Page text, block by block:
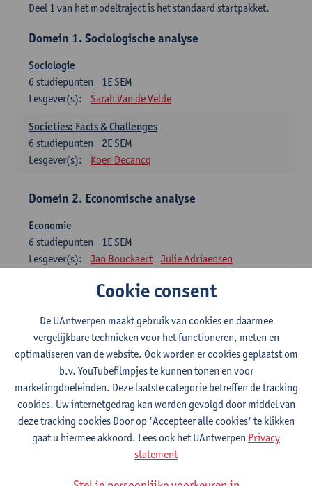
Deel 1 van het modeltraject is het standaard startpakket.
Domein 1. Sociologische analyse
Sociologie
1E SEM
6 studiepunten
Lesgever(s):
Sarah Van de Velde
Societies: Facts & Challenges
2E SEM
6 studiepunten
Lesgever(s):
Koen Decancq
Domein 2. Economische analyse
Economie
1E SEM
6 studiepunten
Lesgever(s):
Jan Bouckaert Julie Adriaensen
Domein 3. Bedrijfseconomie
Accountancy
1E/2E SEM
6studiepunten
Lesgever(s):
Tom Van Caneghem Christine Lippens
Domein 6. Kwantitatieve methoden
Beschrijvende statistiek en kansrekenen
2E SEM
3studiepunten
Stephan Van der Veeken
Cookie consent
De UAntwerpen maakt gebruik van cookies en daarmee
vergelijkbare technieken voor het functioneren, meten en
optimaliseren van de website. Ook worden er cookies geplaatst om
b.v. YouTubefilmpjes te kunnen tonen en voor
marketingdoeleinden. Deze laatste categorie betreffen de tracking
cookies. Uw internetgedrag kan worden gevolgd door middel van
deze tracking cookies Door op 'Accepteer alle cookies' te klikken
gaat u hiermee akkoord. Lees ook het UAntwerpen Privacy
statement